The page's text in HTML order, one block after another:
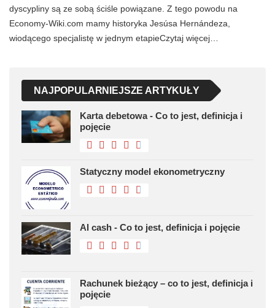
dyscypliny są ze sobą ściśle powiązane. Z tego powodu na
Economy-Wiki.com mamy historyka Jesúsa Hernándeza,
wiodącego specjalistę w jednym etapieCzytaj więcej…
NAJPOPULARNIEJSZE ARTYKUŁY
Karta debetowa - Co to jest, definicja i
pojęcie
Statyczny model ekonometryczny
Al cash - Co to jest, definicja i pojęcie
Rachunek bieżący – co to jest, definicja i
pojęcie